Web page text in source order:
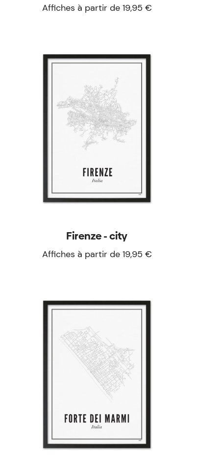
Affiches à partir de 19,95 €
Firenze - city
Affiches à partir de 19,95 €